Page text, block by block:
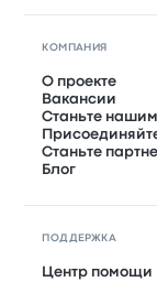
КОМПАНИЯ
О проекте
Вакансии
Станьте
Станьте
Блог
ПОДДЕРЖКА
Центр помощи